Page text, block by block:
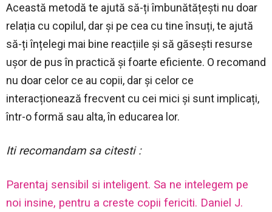
Această metodă te ajută să-ți îmbunătățești nu doar
relația cu copilul, dar și pe cea cu tine însuți, te ajută
să-ți înțelegi mai bine reacțiile și să găsești resurse
ușor de pus în practică și foarte eficiente. O recomand
nu doar celor ce au copii, dar și celor ce
interacționează frecvent cu cei mici și sunt implicați,
într-o formă sau alta, în educarea lor.
Iti recomandam sa citesti :
Parentaj sensibil si inteligent. Sa ne intelegem pe
noi insine, pentru a creste copii fericiti. Daniel J.